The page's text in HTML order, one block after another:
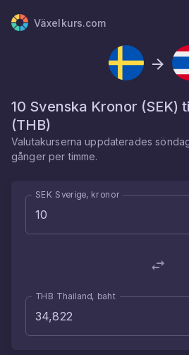
Växelkurs.com
10 Svenska Kronor (SEK)
(THB)
Valutakurserna uppdaterades
gånger per timme.
SEK Sverige, kronor
THB Thailand, baht